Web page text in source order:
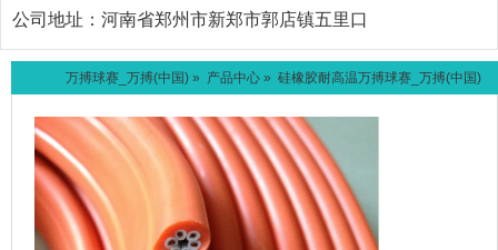
公司地址： 河南省郑州市新郑市郭店镇五里口
万搏球赛_万搏(中国) » 产品中心 » 硅橡胶耐高温万搏球赛_万搏(中国)